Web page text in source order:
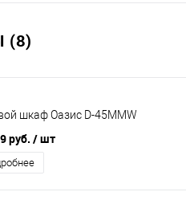
(8)
шкаф Оазис D-45MMW
руб. / шт